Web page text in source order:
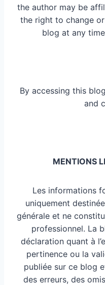
the author may be
the right to change
blog at any
By accessing this
and
MENTIONS
Les informations
uniquement
générale et ne
professionnel. La
déclaration quant à
pertinence ou la
publiée sur ce blog
des erreurs, des